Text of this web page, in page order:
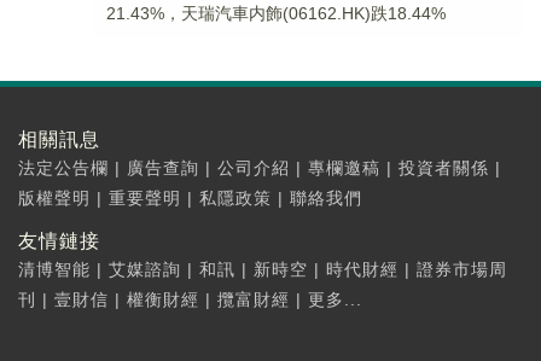
21.43%，天瑞汽車内飾(06162.HK)跌18.44%
相關訊息
法定公告欄 | 廣告查詢 | 公司介紹 | 專欄邀稿 | 投資者關係 |
版權聲明 | 重要聲明 | 私隱政策 | 聯絡我們
友情鏈接
清博智能 | 艾媒諮詢 | 和訊 | 新時空 | 時代財經 | 證券市場周
刊
| 壹財信 | 權衡財經 | 攬富財經 | 更多...